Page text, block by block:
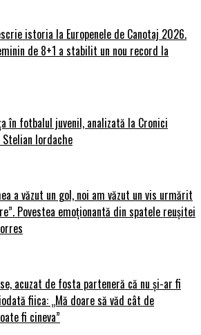
istoria la Europenele de Canotaj 2026.
de 8+1 a stabilit un nou record la
în fotbalul juvenil, analizată la Cronici
Iordache
a văzut un gol, noi am văzut un vis urmărit
Povestea emoționantă din spatele reușitei
acuzat de fosta parteneră că nu și-ar fi
fiica: „Mă doare să văd cât de
fi cineva”